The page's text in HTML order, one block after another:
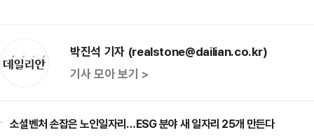
박진석 기자 (realstone@dailian.co.kr)
기사 모아 보기 >
소셜벤처 손잡은 노인일자리…ESG 분야 새 일자리 25개 만든다